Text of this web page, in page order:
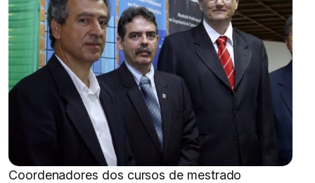
Coordenadores dos cursos de mestrado